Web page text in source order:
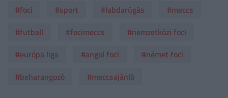
#foci
#sport #labdarúgás
#meccs
#futball
#focimeccs
#nemzetközi foci
#európa liga
#angol foci
#német foci
#beharangozó
#meccsajánló